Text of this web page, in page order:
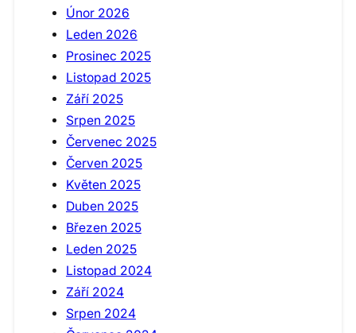
Únor 2026
Leden 2026
Prosinec 2025
Listopad 2025
Září 2025
Srpen 2025
Červenec 2025
Červen 2025
Květen 2025
Duben 2025
Březen 2025
Leden 2025
Listopad 2024
Září 2024
Srpen 2024